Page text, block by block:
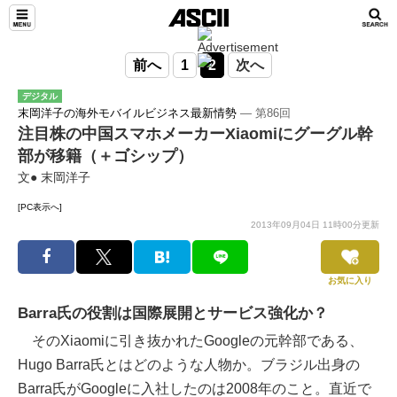
前へ 1 2 次へ
デジタル
末岡洋子の海外モバイルビジネス最新情勢 ― 第86回
注目株の中国スマホメーカーXiaomiにグーグル幹
部が移籍（＋ゴシップ）
文● 末岡洋子
[PC表示へ]
2013年09月04日 11時00分更新
お気に入り
Barra氏の役割は国際展開とサービス強化か？
そのXiaomiに引き抜かれたGoogleの元幹部である、
Hugo Barra氏とはどのような人物か。ブラジル出身の
Barra氏がGoogleに入社したのは2008年のこと。直近で